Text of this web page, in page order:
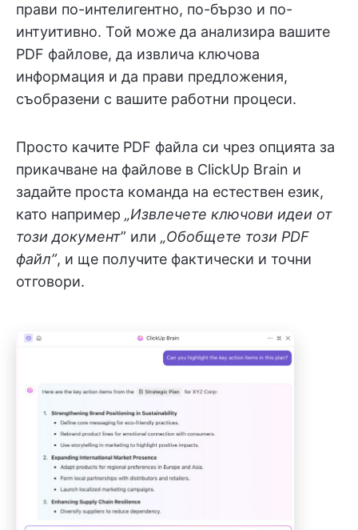
прави по-интелигентно, по-бързо и по-
интуитивно. Той може да анализира вашите
PDF файлове, да извлича ключова
информация и да прави предложения,
съобразени с вашите работни процеси.
Просто качите PDF файла си чрез опцията за
прикачване на файлове в ClickUp Brain и
задайте проста команда на естествен език,
като например „Извлечете ключови идеи от
този документ” или „Обобщете този PDF
файл”, и ще получите фактически и точни
отговори.